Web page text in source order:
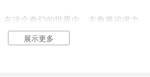
在这个奇幻的世界中，主角将追求力
的领主。这款APP提供了充满魔法和
展示更多